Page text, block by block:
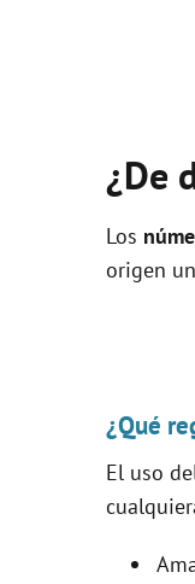
¿De
Los
origen
¿Qué
El uso